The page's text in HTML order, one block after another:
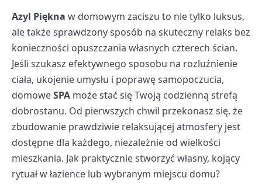
Azyl Piękna w domowym zaciszu to nie tylko luksus,
ale także sprawdzony sposób na skuteczny relaks bez
konieczności opuszczania własnych czterech ścian.
Jeśli szukasz efektywnego sposobu na rozluźnienie
ciała, ukojenie umysłu i poprawę samopoczucia,
domoweSPA może stać się Twoją codzienną strefą
dobrostanu. Od pierwszych chwil przekonasz się, że
zbudowanie prawdziwie relaksującej atmosfery jest
dostępne dla każdego, niezależnie od wielkości
mieszkania. Jak praktycznie stworzyć własny, kojący
rytuał w łazience lub wybranym miejscu domu?